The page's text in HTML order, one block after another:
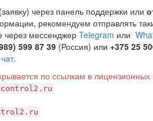
(заявку) через панель поддержки или
рекомендуем отправлять
через мессенджерTelegram или
599 87 39 (Россия) или +375 25
.
по ссылкам в